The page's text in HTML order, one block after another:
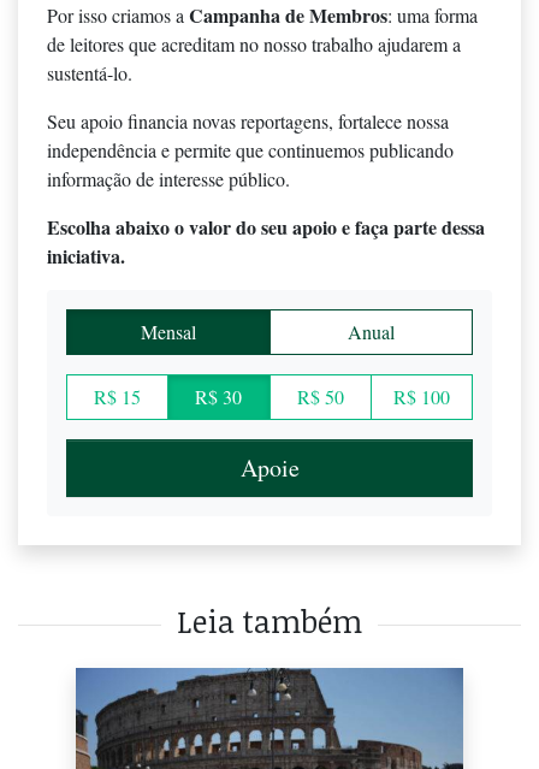
Por isso criamos aCampanha de Membros: uma forma
de leitores que acreditam no nosso trabalho ajudarem a
sustentá-lo.
Seu apoio financia novas reportagens, fortalece nossa
independência e permite que continuemos publicando
informação de interesse público.
Escolha abaixo o valor do seu apoio e faça parte dessa
iniciativa.
Mensal Anual
R$ 15 R$ 30 R$ 50 R$ 100
Apoie
Leia também